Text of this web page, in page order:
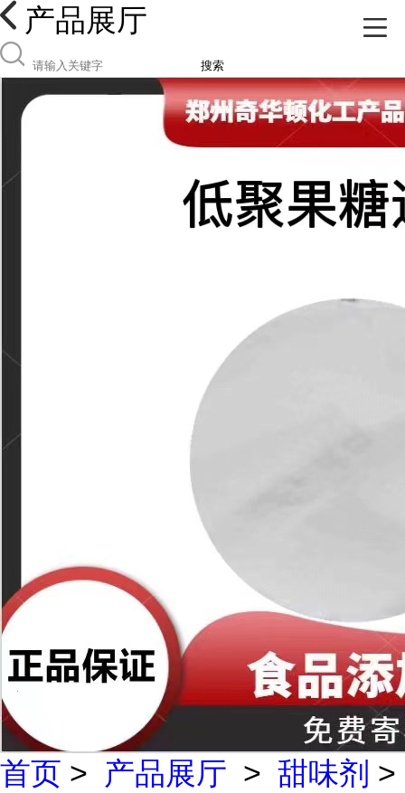
产品展厅
搜索
首页 > 产品展厅 > 甜味剂 >